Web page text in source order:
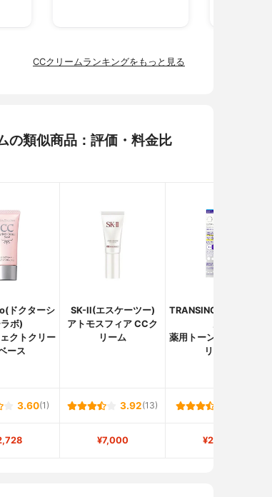
CCクリームランキングをもっと見る
の類似商品：評価・料金比
ドクターシ
ボ)
クトクリー
ース
SK-II(エスケーツー)
アトモスフィア CCク
リーム
TRANSINO(トランシー
薬用トーンアップCCク
リーム
3.60(1) 3.92(13)
¥7,000 ¥2,287